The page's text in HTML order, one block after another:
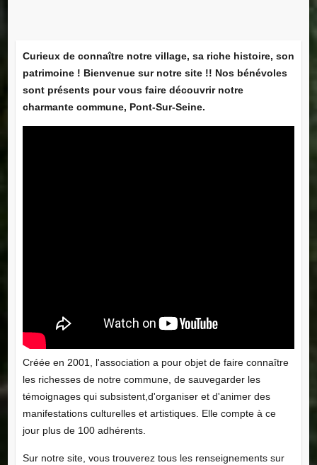
Curieux de connaître notre village, sa riche histoire, son
patrimoine ! Bienvenue sur notre site !! Nos bénévoles
sont présents pour vous faire découvrir notre
charmante commune, Pont-Sur-Seine.
Créée en 2001, l'association a pour objet de faire connaître
les richesses de notre commune, de sauvegarder les
témoignages qui subsistent,d'organiser et d'animer des
manifestations culturelles et artistiques. Elle compte à ce
jour plus de 100 adhérents.
Sur notre site, vous trouverez tous les renseignements sur